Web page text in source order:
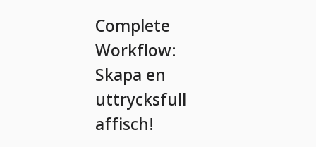
Complete
Workflow:
Skapa en
uttrycksfull
affisch!